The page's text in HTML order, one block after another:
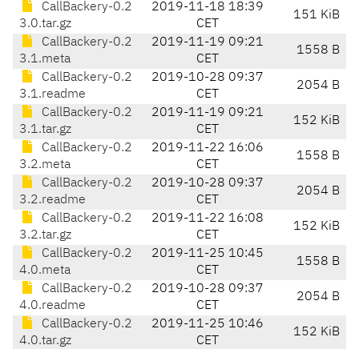
CallBackery-0.2
3.0.tar.gz
2019-11-18 18:39
CET
151 KiB
CallBackery-0.2
3.1.meta
2019-11-19 09:21
CET
1558 B
CallBackery-0.2
3.1.readme
2019-10-28 09:37
CET
2054 B
CallBackery-0.2
3.1.tar.gz
2019-11-19 09:21
CET
152 KiB
CallBackery-0.2
3.2.meta
2019-11-22 16:06
CET
1558 B
CallBackery-0.2
3.2.readme
2019-10-28 09:37
CET
2054 B
CallBackery-0.2
3.2.tar.gz
2019-11-22 16:08
CET
152 KiB
CallBackery-0.2
4.0.meta
2019-11-25 10:45
CET
1558 B
CallBackery-0.2
4.0.readme
2019-10-28 09:37
CET
2054 B
CallBackery-0.2
4.0.tar.gz
2019-11-25 10:46
CET
152 KiB